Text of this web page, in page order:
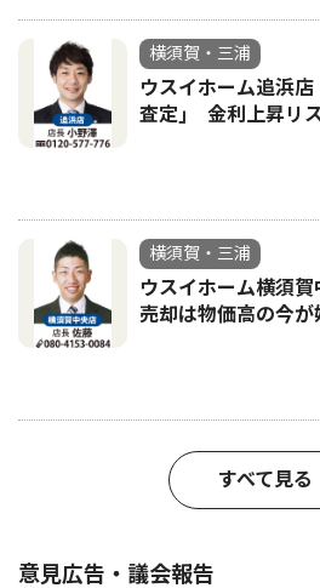
横須賀・三浦
ウスイホーム追浜
査定｣ 金利上昇リ
横須賀・三浦
ウスイホーム横須
売却は物価高の今が
すべて見る
意見広告・議会報告